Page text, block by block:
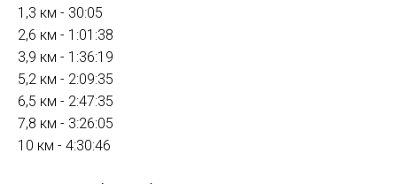
1,3 км - 30:05
2,6 км - 1:01:38
3,9 км - 1:36:19
5,2 км - 2:09:35
6,5 км - 2:47:35
7,8 км - 3:26:05
10 км - 4:30:46